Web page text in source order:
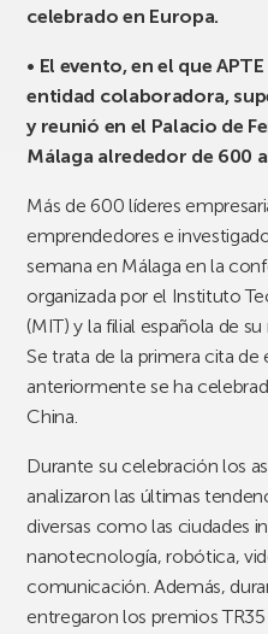
celebrado en Europa.
• El evento, en el que
entidad colaboradora,
y reunió en el Palacio de
Málaga alrededor de 600
Más de 600 líderes
emprendedores e
semana en Málaga en la
organizada por el Instituto
(MIT) y la filial española de
Se trata de la primera cita
anteriormente se ha
China.
Durante su celebración los
analizaron las últimas
diversas como las ciudades
nanotecnología, robótica,
comunicación. Además,
entregaron los premios